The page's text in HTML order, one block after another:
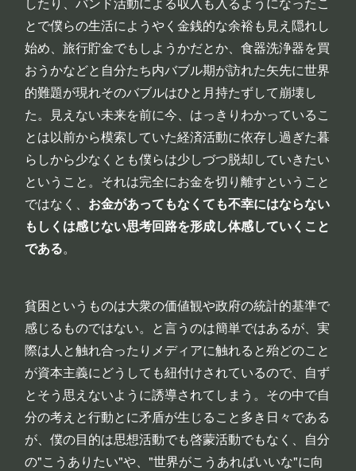
とで僕らの生活にようやく金銭的な余裕も見え隠れし
始め、旅行貯金でもしようかだとか、食器洗浄器を買
おうかなどと自分たち内バブル期が訪れた矢先に世界
的難題が現れそのバブルはひと月持たずして崩壊し
た。見えない未来を前に今、はっきりわかっているこ
とは以前から模索していた経済活動に依存し過ぎた暮
らしから少なくとも僕らは少しづつ脱却していきたい
ということ。それは完全にお金を切り離すということ
ではなく、 お金があってもなくても不幸にはならない
もしくは感じない思考回路を形成し体感していくこと
である。
貧困というものは大衆の価値観や政府の統計的基準で
感じるものではない。と言うのは簡単ではあるが、実
際は人と触れ合ったりメディアに触れると殆どのこと
が資本主義にどうしても紐付けされているので、自ず
とそう思えないように誘導されてしまう。その中で自
分の考えと行動とに矛盾が生じること多き日々である
が、僕の目的は思想活動でも啓蒙活動でもなく、自分
の"こうありたい"や、"世界がこうあればいいな"に向